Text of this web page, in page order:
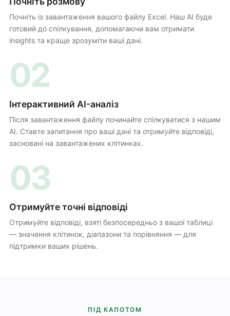
Почніть із завантаження вашого файлу Excel. Наш AI буде
готовий до спілкування, допомагаючи вам отримати
insights та краще зрозуміти ваші дані.
02
Інтерактивний AI-аналіз
Після завантаження файлу починайте спілкуватися з нашим
AI. Ставте запитання про ваші дані та отримуйте відповіді,
засновані на завантажених клітинках.
03
Отримуйте точні відповіді
Отримуйте відповіді, взяті безпосередньо з вашої таблиці
— значення клітинок, діапазони та порівняння — для
підтримки ваших рішень.
ПІД КАПОТОМ